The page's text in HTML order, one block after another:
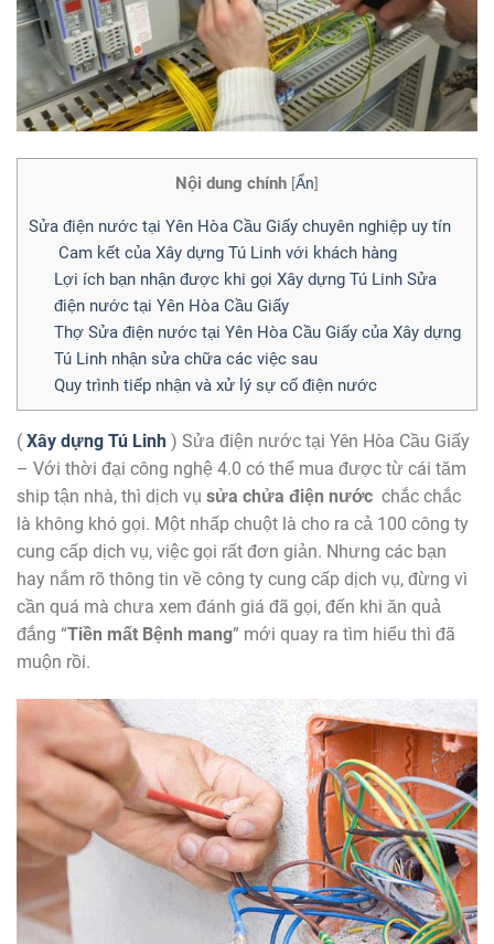
Nội dung chính [Ẩn]
Sửa điện nước tại Yên Hòa Cầu Giấy chuyên nghiệp uy tín
Cam kết của Xây dựng Tú Linh với khách hàng
Lợi ích bạn nhận được khi gọi Xây dựng Tú Linh Sửa
điện nước tại Yên Hòa Cầu Giấy
Thợ Sửa điện nước tại Yên Hòa Cầu Giấy của Xây dựng
Tú Linh nhận sửa chữa các việc sau
Quy trình tiếp nhận và xử lý sự cố điện nước
( Xây dựng Tú Linh ) Sửa điện nước tại Yên Hòa Cầu Giấy
– Với thời đại công nghệ 4.0 có thể mua được từ cái tăm
ship tận nhà, thì dịch vụ sửa chửa điện nước chắc chắc
là không khó gọi. Một nhấp chuột là cho ra cả 100 công ty
cung cấp dịch vụ, việc gọi rất đơn giản. Nhưng các bạn
hay nắm rõ thông tin về công ty cung cấp dịch vụ, đừng vì
cần quá mà chưa xem đánh giá đã gọi, đến khi ăn quả
đắng “Tiền mất Bệnh mang” mới quay ra tìm hiểu thì đã
muộn rồi.